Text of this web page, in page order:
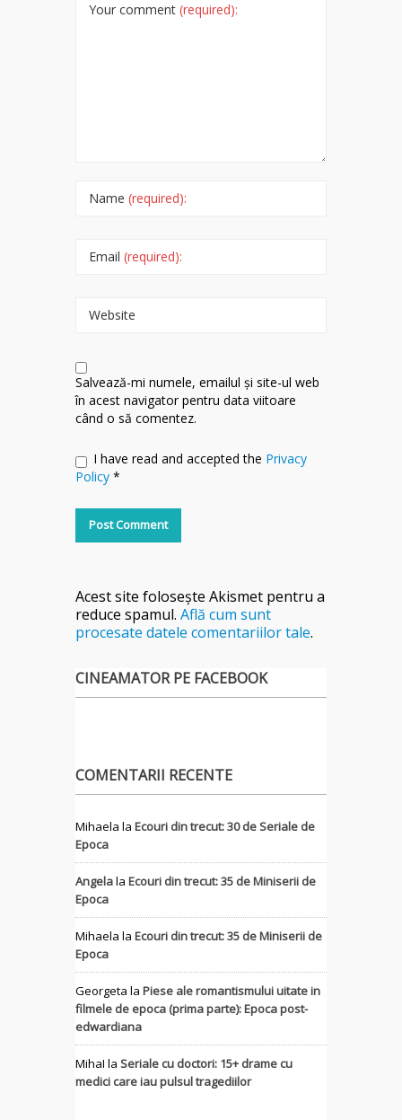
Your comment (required):
Name (required):
Email (required):
Website
Salvează-mi numele, emailul și site-ul web
în acest navigator pentru data viitoare
când o să comentez.
I have read and accepted the Privacy
Policy *
Acest site folosește Akismet pentru a
reduce spamul. Află cum sunt
procesate datele comentariilor tale.
CINEAMATOR PE FACEBOOK
COMENTARII RECENTE
Mihaela la Ecouri din trecut: 30 de Seriale de
Epoca
Angelala Ecouri din trecut: 35 de Miniserii de
Epoca
Mihaela la Ecouri din trecut: 35 de Miniserii de
Epoca
Georgeta la Piese ale romantismului uitate in
filmele de epoca (prima parte): Epoca post-
edwardiana
MihaI la Seriale cu doctori: 15+ drame cu
medici care iau pulsul tragediilor